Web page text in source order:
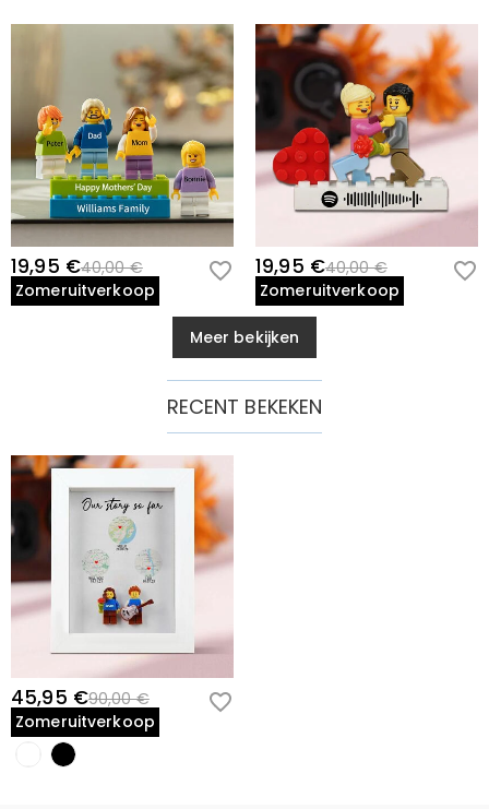
19,95 €40,00 €
Zomeruitverkoop
19,95 €40,00 €
Zomeruitverkoop
Meer bekijken
RECENT BEKEKEN
45,95 €90,00 €
Zomeruitverkoop